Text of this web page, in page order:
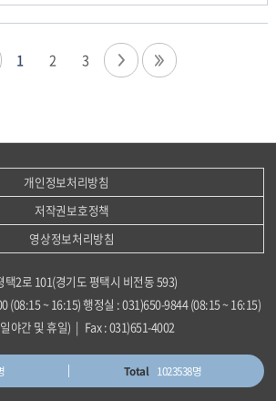
1 2 3
개인정보처리방침
저작권보호정책
영상정보처리방침
2로 101(경기도 평택시 비전동 593)
(08:15 ~ 16:15) 행정실 : 031)650-9844 (08:15 ~ 16:15)
야간 및 휴일) | Fax : 031)651-4002
Total 1023538명